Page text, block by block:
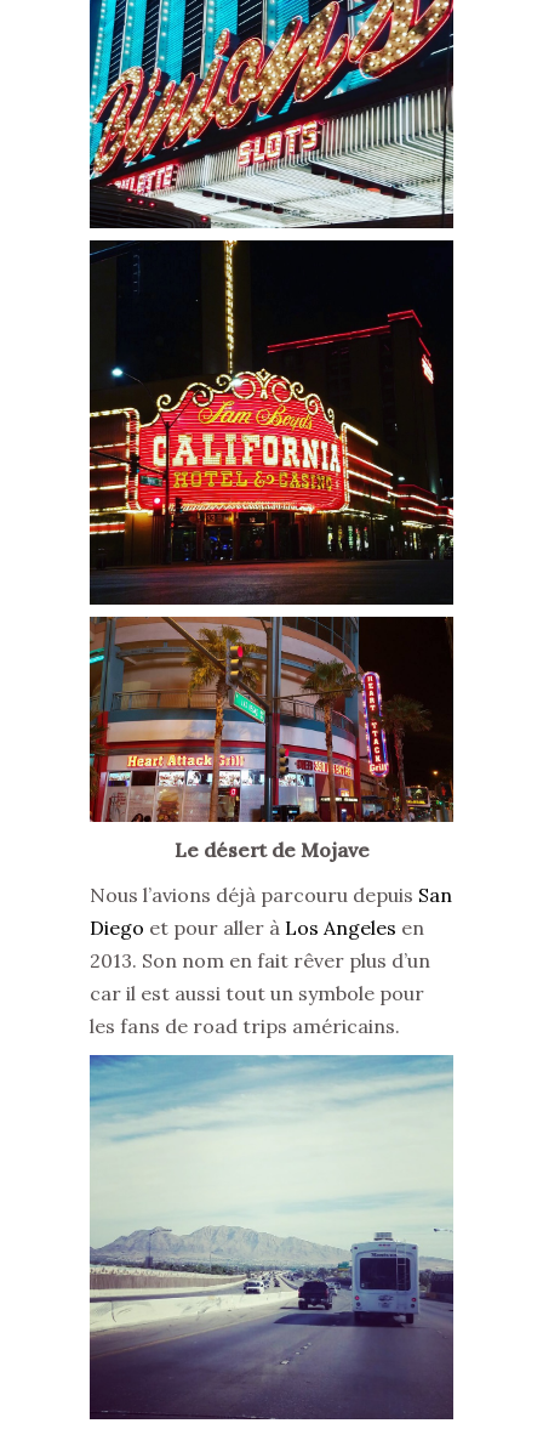
Le désert de Mojave
Nous l’avions déjà parcouru depuis San
Diego et pour aller à Los Angeles en
2013. Son nom en fait rêver plus d’un
car il est aussi tout un symbole pour
les fans de road trips américains.